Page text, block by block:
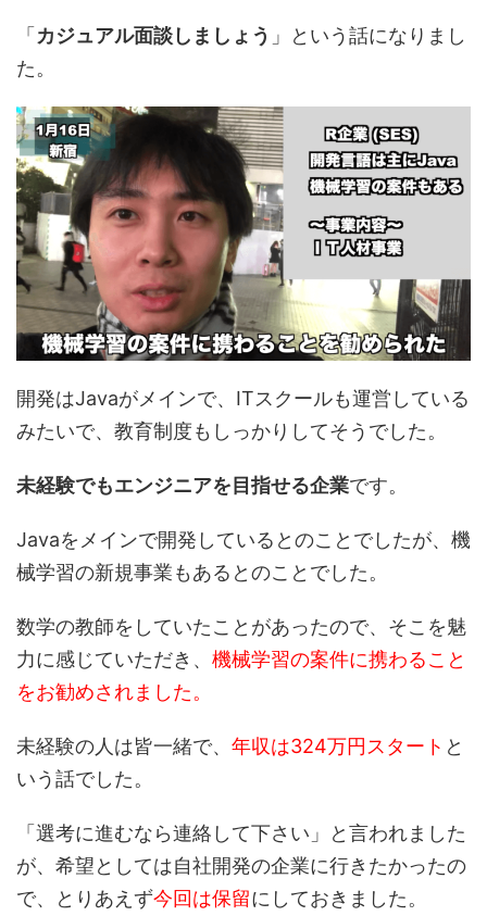
「カジュアル面談しましょう 」という話になりまし
た。
開発はJavaがメインで、ITスクールも運営している
みたいで、教育制度もしっかりしてそうでした。
未経験でもエンジニアを目指せる企業です。
Javaをメインで開発しているとのことでしたが、機
械学習の新規事業もあるとのことでした。
数学の教師をしていたことがあったので、そこを魅
力に感じていただき、 機械学習の案件に携わること
をお勧めされました。
未経験の人は皆一緒で、 年収は324万円スタート と
いう話でした。
「選考に進むなら連絡して下さい」と言われました
が、希望としては自社開発の企業に行きたかったの
で、とりあえず今回は保留にしておきました。